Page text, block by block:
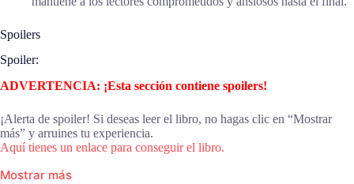
Spoilers
Spoiler:
ADVERTENCIA: ¡Esta sección contiene spoilers!
¡Alerta de spoiler! Si deseas leer el libro, no hagas clic en “Mostrar
más” y arruines tu experiencia.
Aquí tienes un enlace para conseguir el libro.
Mostrar más